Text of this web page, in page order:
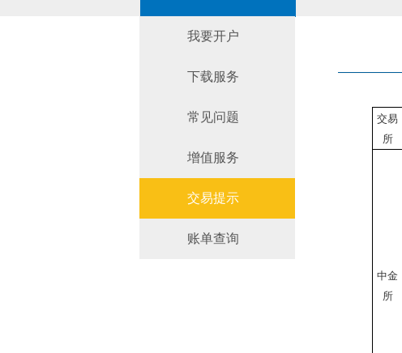
我要开户
下载服务
常见问题
增值服务
交易提示
账单查询
交易
所
中金
所